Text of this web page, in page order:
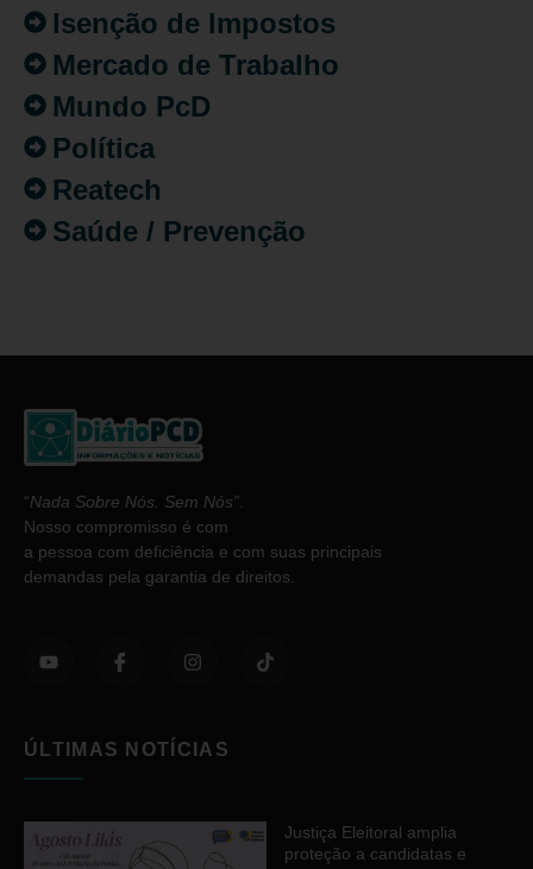
Isenção de Impostos
Mercado de Trabalho
Mundo PcD
Política
Reatech
Saúde / Prevenção
“Nada Sobre Nós. Sem Nós”
Nosso compromisso é com
a pessoa com deficiência e com suas principais
demandas pela garantia de direitos.
ÚLTIMAS NOTÍCIAS
Justiça Eleitoral amplia
proteção a candidatas e